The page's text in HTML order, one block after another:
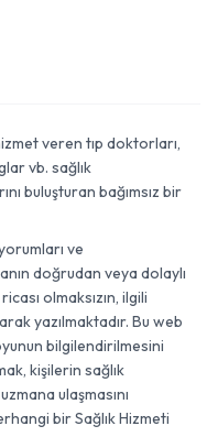
veren tıp doktorları,
vb. sağlık
buluşturan bağımsız bir
ve
doğrudan veya dolaylı
olmaksızın, ilgili
yazılmaktadır. Bu web
bilgilendirilmesini
kişilerin sağlık
ulaşmasını
bir Sağlık Hizmeti